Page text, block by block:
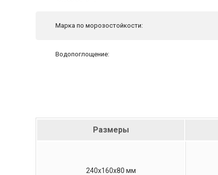
Марка по морозостойкости:
Водопоглощение:
Размеры
240х160х80 мм